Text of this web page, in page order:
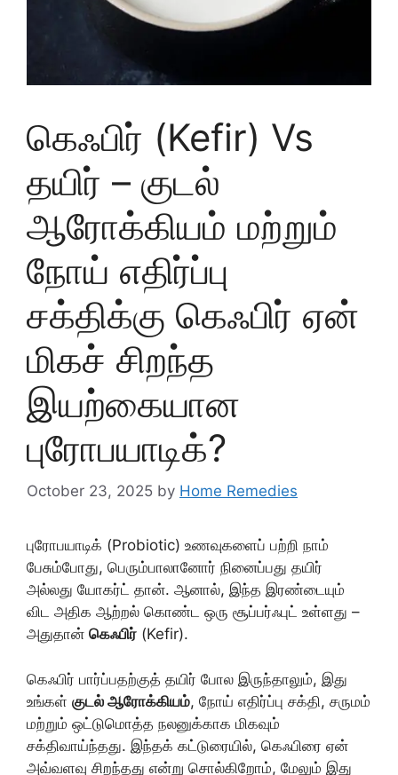
கெஃபிர் (Kefir) Vs
தயிர் – குடல்
ஆரோக்கியம் மற்றும்
நோய் எதிர்ப்பு
சக்திக்கு கெஃபிர் ஏன்
மிகச் சிறந்த
இயற்கையான
புரோபயாடிக்?
October 23, 2025 by Home Remedies
புரோபயாடிக் (Probiotic) உணவுகளைப் பற்றி நாம்
பேசும்போது, பெரும்பாலானோர் நினைப்பது தயிர்
அல்லது யோகர்ட் தான். ஆனால், இந்த இரண்டையும்
விட அதிக ஆற்றல் கொண்ட ஒரு சூப்பர்ஃபுட் உள்ளது –
அதுதான் கெஃபிர் (Kefir).
கெஃபிர் பார்ப்பதற்குத் தயிர் போல இருந்தாலும், இது
உங்கள் குடல் ஆரோக்கியம், நோய் எதிர்ப்பு சக்தி, சருமம்
மற்றும் ஒட்டுமொத்த நலனுக்காக மிகவும்
சக்திவாய்ந்தது. இந்தக் கட்டுரையில், கெஃபிரை ஏன்
அவ்வளவு சிறந்தது என்று சொல்கிறோம், மேலும் இது